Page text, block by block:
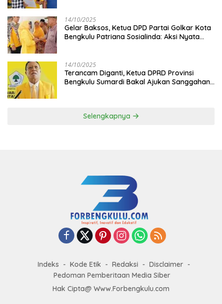
14/10/2025
‎Gelar Baksos, Ketua DPD Partai Golkar Kota
Bengkulu Patriana Sosialinda: Aksi Nyata
14/10/2025
Terancam Diganti, Ketua DPRD Provinsi
Bengkulu Sumardi Bakal Ajukan Sanggahan
Selengkapnya
Indeks Kode Etik Redaksi
Disclaimer
Pedoman Pemberitaan Media Siber
Hak Cipta@ Www.Forbengkulu.com